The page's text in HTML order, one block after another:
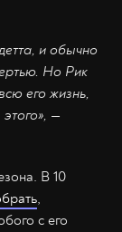
и обычно
Но Рик
его жизнь,
—
В 10
,
с его